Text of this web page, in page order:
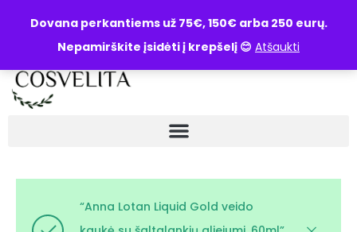
Dovana perkantiems už 75€, 150€ arba 250 eurų.
Nepamirškite įsidėti į krepšelį 😊 Atšaukti
UŽKLAUSA
“Anna Lotan Liquid Gold veido